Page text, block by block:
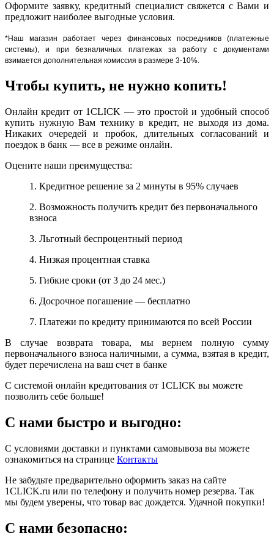
Оформите заявку, кредитный специалист свяжется с Вами и
предложит наиболее выгодные условия.
*Наш магазин работает через финансовых посредников (платежные
системы), и при безналичных платежах за работу с документами
взимается дополнительная комиссия в размере 3-10%.
Чтобы купить, не нужно копить!
Онлайн кредит от 1CLICK — это простой и удобный способ
купить нужную Вам технику в кредит, не выходя из дома.
Никаких очередей и пробок, длительных согласований и
поездок в банк — все в режиме онлайн.
Оцените наши преимущества:
1. Кредитное решение за 2 минуты в 95% случаев
2. Возможность получить кредит без первоначального
взноса
3. Льготный беспроцентный период
4. Низкая процентная ставка
5. Гибкие сроки (от 3 до 24 мес.)
6. Досрочное погашение — бесплатно
7. Платежи по кредиту принимаются по всей России
В случае возврата товара, мы вернем полную сумму
первоначального взноса наличными, а сумма, взятая в кредит,
будет перечислена на ваш счет в банке
С системой онлайн кредитования от 1CLICK вы можете
позволить себе больше!
С нами быстро и выгодно:
С условиями доставки и пунктами самовывоза вы можете
ознакомиться на странице Контакты
Не забудьте предварительно оформить заказ на сайте
1CLICK.ru или по телефону и получить номер резерва. Так
мы будем уверены, что товар вас дождется. Удачной покупки!
С нами безопасно: